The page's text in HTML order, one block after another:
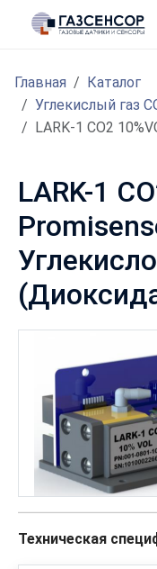
Главная
Каталог
Углекислый газ
LARK-1 CO2
LARK-1
Техническая